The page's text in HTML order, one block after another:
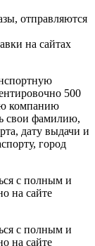
отправляются
на сайтах
500
компанию
свои фамилию,
дату выдачи и
город
с полным и
на сайте
с полным и
на сайте